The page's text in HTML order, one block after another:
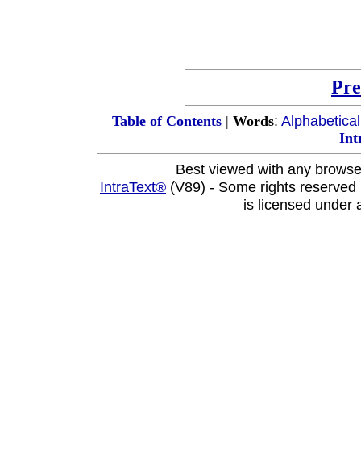
Table of Contents| Words: Alphabetical
Best viewed with any
IntraText® (V89) - Some rights
is licensed under